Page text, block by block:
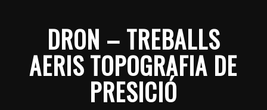
DRON – TREBALLS
AERIS TOPOGRAFIA DE
PRESICIÓ